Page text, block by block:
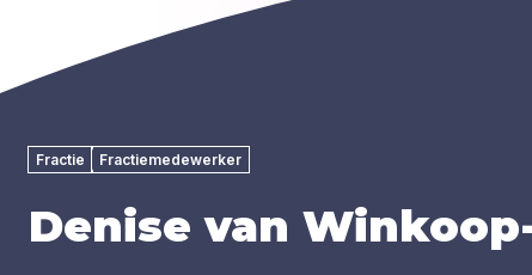
Fractie Fractiemedewerker
Denise van